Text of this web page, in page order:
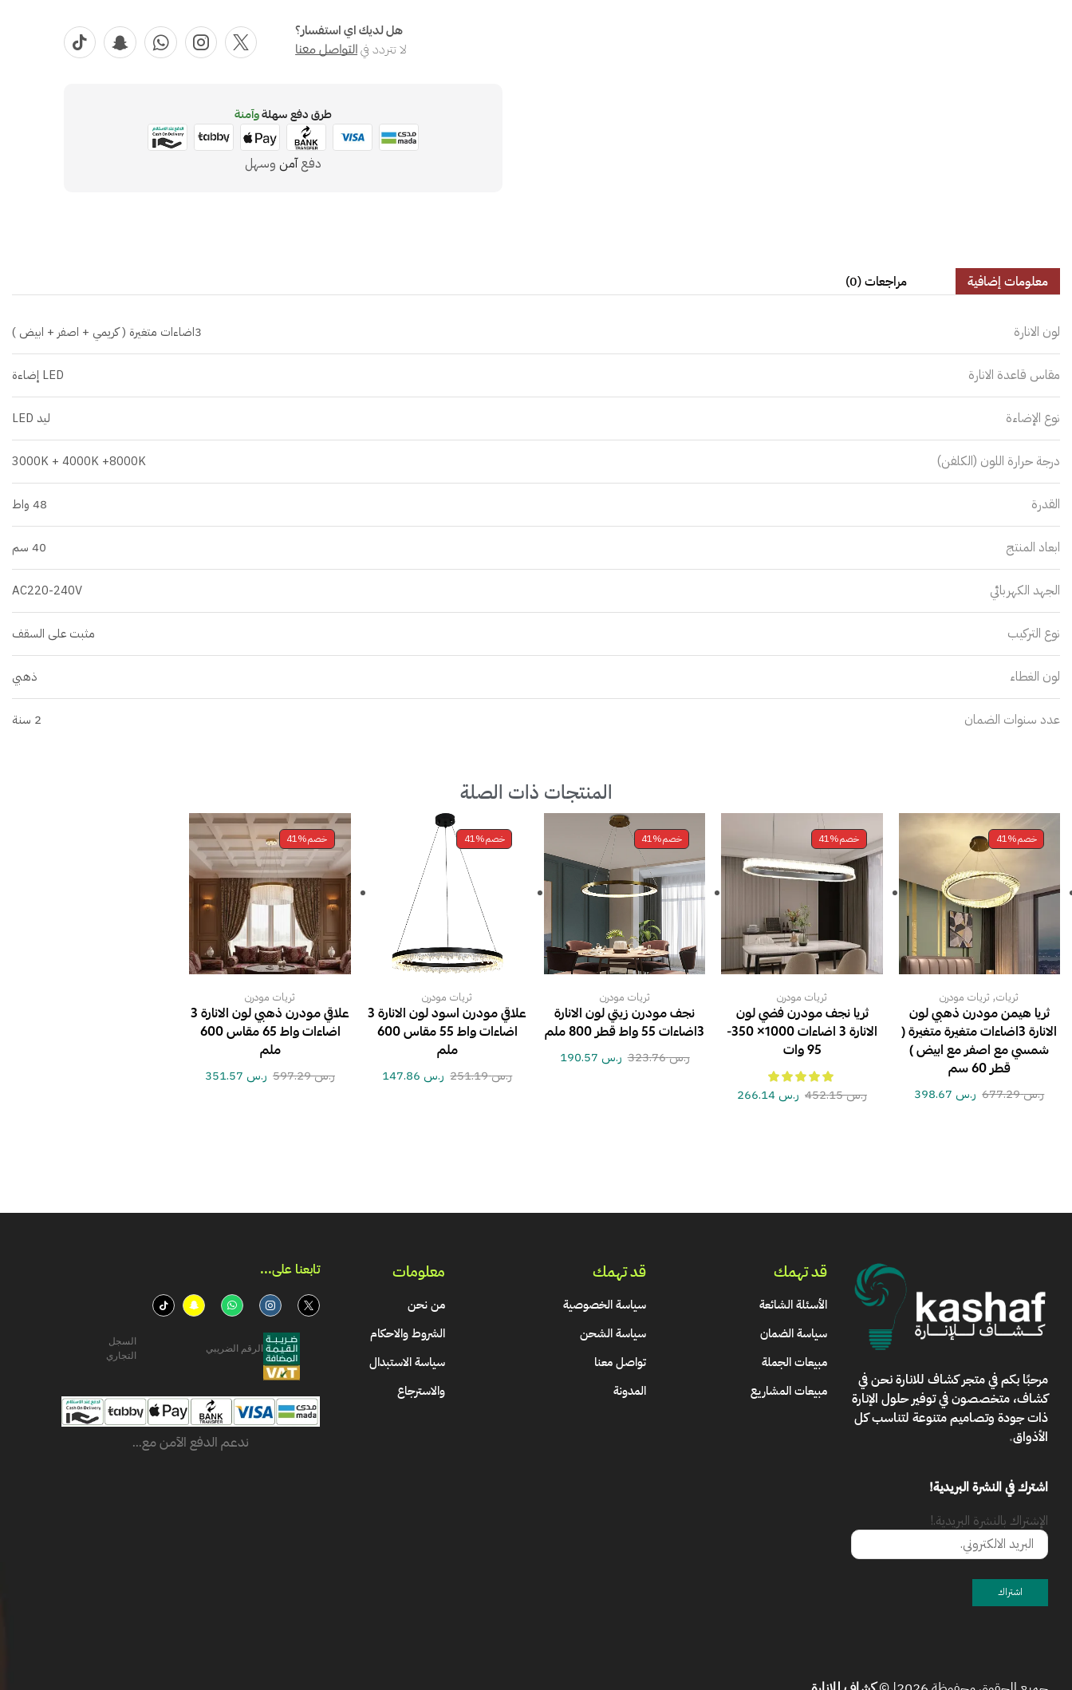
هل لديك اي استفسار؟
لا تتردد فيالتواصل معنا
طرق دفع سهلةوآمنة
دفعآمنوسهل
معلومات إضافية مراجعات (0)
لون الانارة 3اضاءات متغيرة ( كريمي + اصفر + ابيض )
مقاس قاعدة الانارة LED إضاءة
نوع الإضاءة ليد LED
درجة حرارة اللون (الكلفن) 3000K + 4000K +8000K
القدرة 48 واط
ابعاد المنتج 40 سم
الجهد الكهربائي AC220-240V
نوع التركيب مثبت على السقف
لون الغطاء ذهبي
عدد سنوات الضمان 2 سنة
المنتجات ذات الصلة
خصم41%
ثريات, ثريات مودرن
ثريا هيمن مودرن ذهبي لون
الانارة 3اضاءات متغيرة متغيرة (
شمسي مع اصفر مع ابيض )
قطر 60 سم
ر.س677.29 ر.س
خصم41%
ثريات مودرن
ثريا نجف مودرن فضي لون
الانارة 3 اضاءات 1000× 350-
95 وات
ر.س452.15 ر.س
خصم41%
ثريات مودرن
نجف مودرن زيتي لون الانارة
3اضاءات 55 واط قطر 800 ملم
ر.س323.76 ر.س
خصم41%
ثريات مودرن
علاقي مودرن اسود لون الانارة 3
اضاءات واط 55 مقاس 600
ملم
ر.س251.19 ر.س
خصم41%
ثريات مودرن
علاقي مودرن ذهبي لون الانارة 3
اضاءات واط 65 مقاس 600
ملم
ر.س597.29 ر.س
مرحبًا بكم فيمتجر كشاف للانارةنحن في
كشاف، متخصصون في توفير حلول الإنارة
ذات جودة وتصاميم متنوعة لتناسب كل
الأذواق.
اشترك في النشرة البريدية!
الإشتراك بالنشرة البريدية.!
قد تهمك
الأسئلة الشائعة
سياسة الضمان
مبيعات الجملة
مبيعات المشاريع
قد تهمك
سياسة الخصوصية
سياسة الشحن
تواصل معنا
المدونة
معلومات
من نحن
الشروط والاحكام
سياسة الاستبدال
والاسترجاع
تابعنا على...​
الرقم الضريبي
السجل
التجاري
ندعم الدفع الآمن مع...